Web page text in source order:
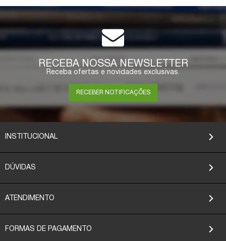
COMPRAR
RECEBA NOSSA NEWSLETTER
Receba ofertas e novidades exclusivas.
RECEBER NOTIFICAÇÕES
INSTITUCIONAL
DÚVIDAS
ATENDIMENTO
FORMAS DE PAGAMENTO